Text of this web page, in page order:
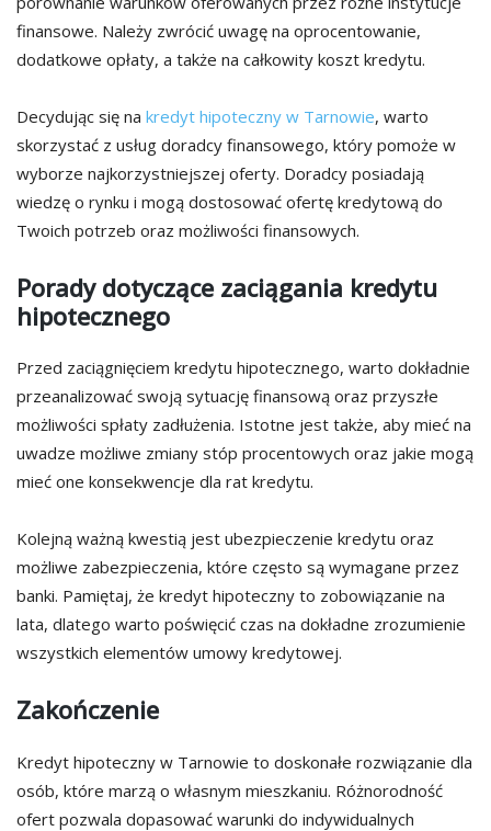
finansowe. Należy zwrócić uwagę na oprocentowanie,
dodatkowe opłaty, a także na całkowity koszt kredytu.
Decydując się na kredyt hipoteczny w Tarnowie, warto
skorzystać z usług doradcy finansowego, który pomoże w
wyborze najkorzystniejszej oferty. Doradcy posiadają
wiedzę o rynku i mogą dostosować ofertę kredytową do
Twoich potrzeb oraz możliwości finansowych.
Porady dotyczące zaciągania kredytu
hipotecznego
Przed zaciągnięciem kredytu hipotecznego, warto dokładnie
przeanalizować swoją sytuację finansową oraz przyszłe
możliwości spłaty zadłużenia. Istotne jest także, aby mieć na
uwadze możliwe zmiany stóp procentowych oraz jakie mogą
mieć one konsekwencje dla rat kredytu.
Kolejną ważną kwestią jest ubezpieczenie kredytu oraz
możliwe zabezpieczenia, które często są wymagane przez
banki. Pamiętaj, że kredyt hipoteczny to zobowiązanie na
lata, dlatego warto poświęcić czas na dokładne zrozumienie
wszystkich elementów umowy kredytowej.
Zakończenie
Kredyt hipoteczny w Tarnowie to doskonałe rozwiązanie dla
osób, które marzą o własnym mieszkaniu. Różnorodność
ofert pozwala dopasować warunki do indywidualnych